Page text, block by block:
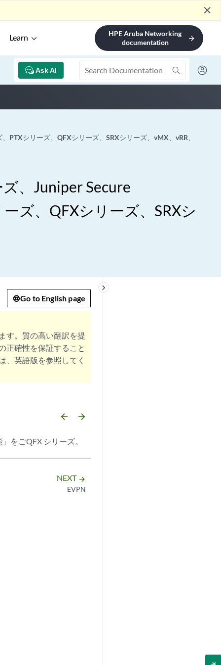
close
Learn
HPE Aruba Networking
documentation
arrow_forward
Ask AI
PTXシリーズ、QFXシリーズ、SRXシリーズ、vMX、vRR、
、Juniper Secure
ズ、QFXシリーズ、SRXシ
keyboard_arrow_right
Go to English page
す。質の高い翻訳を提
正確性を保証すること
、英語版を参照してく
arrow_backward arrow_forward
をごQFX シリーズ。
NEXT arrow_forward
EVPN